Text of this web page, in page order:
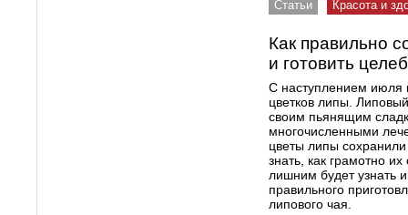
Статьи Красота и
Как правильно
и готовить
С наступлением июля
цветков липы.
своим пьянящим
многочисленными
цветы липы
знать, как грамотно
лишним будет узнать
правильного
липового чая.